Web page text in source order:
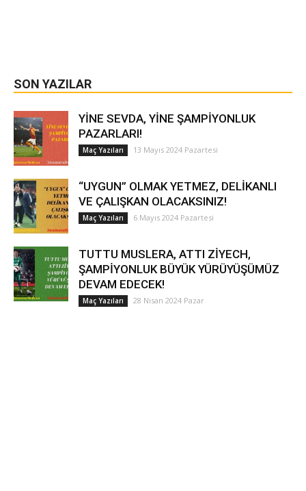
SON YAZILAR
YİNE SEVDA, YİNE ŞAMPİYONLUK
PAZARLARI!
Maç Yazıları 13 Mayıs 2024 Pazartesi
“UYGUN” OLMAK YETMEZ, DELİKANLI
VE ÇALIŞKAN OLACAKSINIZ!
Maç Yazıları 6 Mayıs 2024 Pazartesi
TUTTU MUSLERA, ATTI ZİYECH,
ŞAMPİYONLUK BÜYÜK YÜRÜYÜŞÜMÜZ
DEVAM EDECEK!
Maç Yazıları 28 Nisan 2024 Pazar